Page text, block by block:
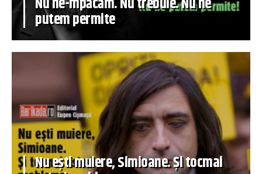
putem permite
Nu ești muiere, Simioane. Și tocmai